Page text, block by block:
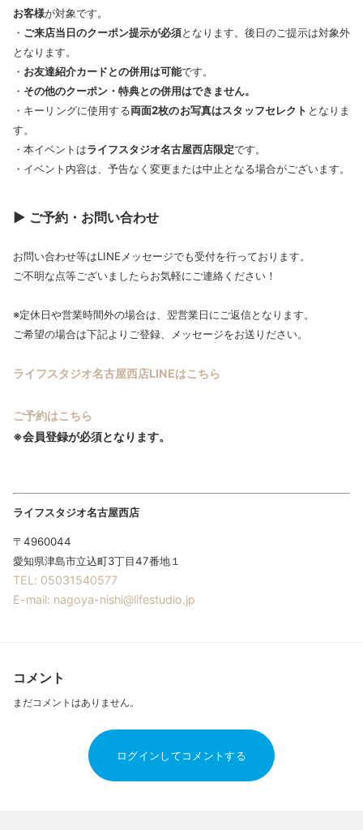
お客様が対象です。
・ ご来店当日のクーポン提示が必須となります。後日のご提示は対象外
となります。
・ お友達紹介カードとの併用は可能です。
・ その他のクーポン・特典との併用はできません。
・キーリングに使用する両面2枚のお写真はスタッフセレクト となりま
す。
・本イベントはライフスタジオ名古屋西店限定です。
・イベント内容は、予告なく変更または中止となる場合がございます。
▶ ご予約・お問い合わせ
お問い合わせ等はLINEメッセージでも受付を行っております。
ご不明な点等ございましたらお気軽にご連絡ください！
※定休日や営業時間外の場合は、翌営業日にご返信となります。
ご希望の場合は下記よりご登録、メッセージをお送りださい。
ライフスタジオ名古屋西店LINEはこちら
ご予約はこちら
※会員登録が必須となります。
ライフスタジオ名古屋西店
〒4960044
愛知県津島市立込町3丁目47番地１
TEL: 05031540577
E-mail: nagoya-nishi@lifestudio.jp
コメント
まだコメントはありません。
ログインしてコメントする